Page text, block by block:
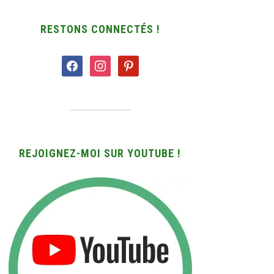
RESTONS CONNECTÉS !
facebookinstagrampinterest
REJOIGNEZ-MOI SUR YOUTUBE !